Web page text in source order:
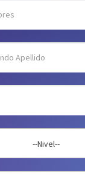
--Nivel--